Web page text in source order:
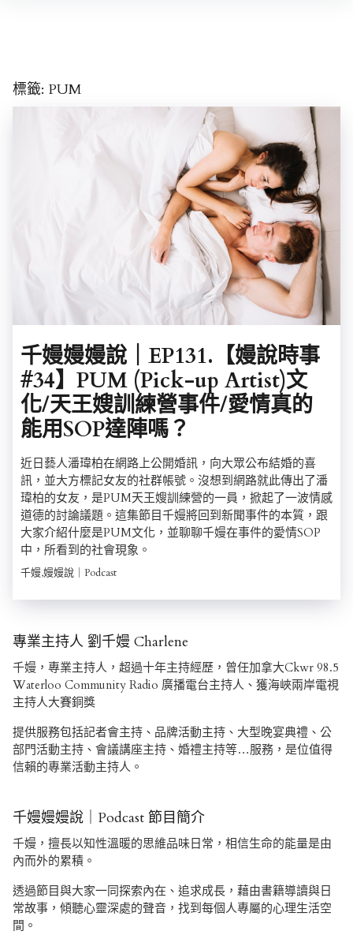
標籤: PUM
千嫚嫚嫚說｜EP131.【嫚說時事
#34】PUM (Pick-up Artist)文
化/天王嫂訓練營事件/愛情真的
能用SOP達陣嗎？
近日藝人潘瑋柏在網路上公開婚訊，向大眾公布結婚的喜
訊，並大方標記女友的社群帳號。沒想到網路就此傳出了潘
瑋柏的女友，是PUM天王嫂訓練營的一員，掀起了一波情感
道德的討論議題。這集節目千嫚將回到新聞事件的本質，跟
大家介紹什麼是PUM文化，並聊聊千嫚在事件的愛情SOP
中，所看到的社會現象。
千嫚,嫚嫚說｜Podcast
專業主持人 劉千嫚 Charlene
千嫚，專業主持人，超過十年主持經歷，曾任加拿大Ckwr 98.5
Waterloo Community Radio 廣播電台主持人、獲海峽兩岸電視
主持人大賽銅獎
提供服務包括記者會主持、品牌活動主持、大型晚宴典禮、公
部門活動主持、會議講座主持、婚禮主持等…服務，是位值得
信賴的專業活動主持人。
千嫚嫚嫚說｜Podcast 節目簡介
千嫚，擅長以知性溫暖的思維品味日常，相信生命的能量是由
內而外的累積。
透過節目與大家一同探索內在、追求成長，藉由書籍導讀與日
常故事，傾聽心靈深處的聲音，找到每個人專屬的心理生活空
間。